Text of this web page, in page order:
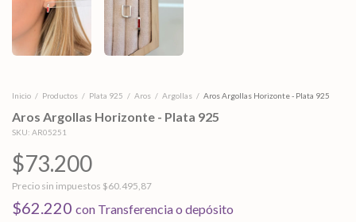
Inicio / Productos / Plata 925 / Aros / Argollas / Aros Argollas Horizonte - Plata 925
Aros Argollas Horizonte - Plata 925
SKU: AR05251
$73.200
Precio sin impuestos $60.495,87
$62.220 con Transferencia o depósito